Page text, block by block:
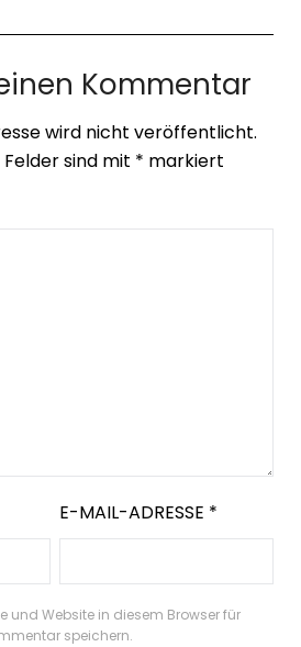
Kommentar
wird nicht veröffentlicht.
sind mit * markiert
E-MAIL-ADRESSE *
und Website in diesem Browser für
speichern.